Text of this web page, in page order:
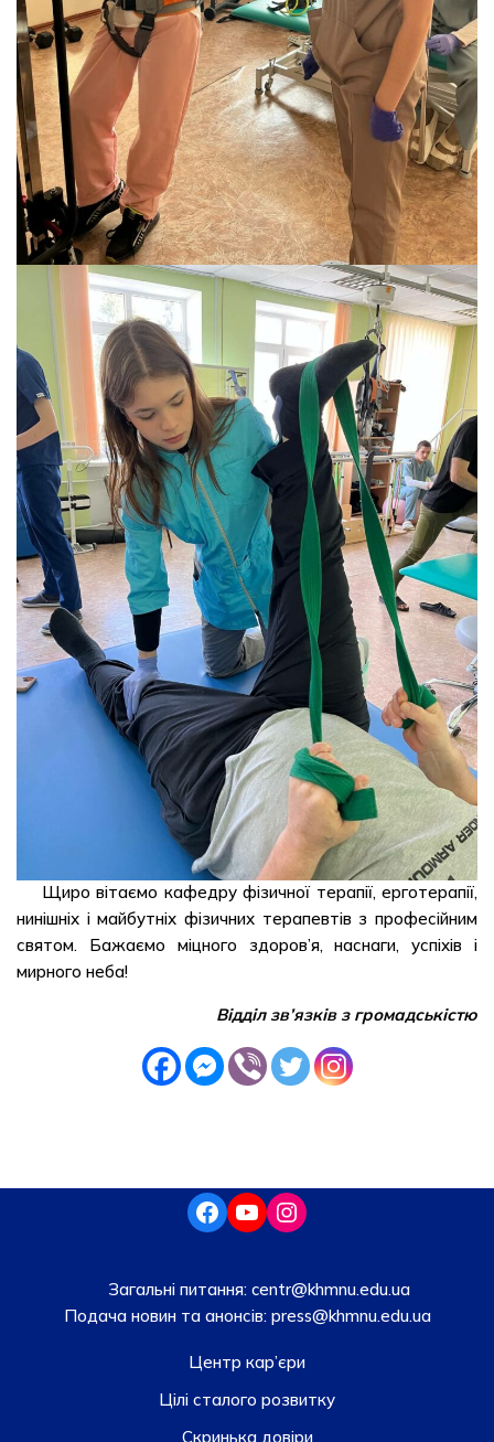
Щиро вітаємо кафедру фізичної терапії, ерготерапії,
нинішніх і майбутніх фізичних терапевтів з професійним
святом. Бажаємо міцного здоров’я, наснаги, успіхів і
мирного неба!
Відділ зв’язків з громадськістю
Загальні питання: centr@khmnu.edu.ua
Подача новин та анонсів:press@khmnu.edu.ua
Центр кар’єри
Цілі сталого розвитку
Скринька довiри